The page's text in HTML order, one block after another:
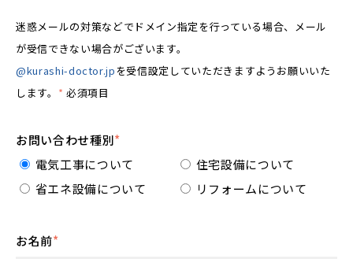
迷惑メールの対策などでドメイン指定を行っている場合、メール
が受信できない場合がございます。
@kurashi-doctor.jpを受信設定していただきますようお願いいた
します。 * 必須項目
お問い合わせ種別*
電気工事について
住宅設備について
省エネ設備について
リフォームについて
お名前*